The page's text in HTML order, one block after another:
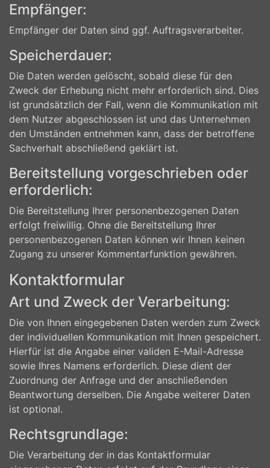
Empfänger:
Empfänger der Daten sind ggf. Auftragsverarbeiter.
Speicherdauer:
Die Daten werden gelöscht, sobald diese für den
Zweck der Erhebung nicht mehr erforderlich sind. Dies
ist grundsätzlich der Fall, wenn die Kommunikation mit
dem Nutzer abgeschlossen ist und das Unternehmen
den Umständen entnehmen kann, dass der betroffene
Sachverhalt abschließend geklärt ist.
Bereitstellung vorgeschrieben oder
erforderlich:
Die Bereitstellung Ihrer personenbezogenen Daten
erfolgt freiwillig. Ohne die Bereitstellung Ihrer
personenbezogenen Daten können wir Ihnen keinen
Zugang zu unserer Kommentarfunktion gewähren.
Kontaktformular
Art und Zweck der Verarbeitung:
Die von Ihnen eingegebenen Daten werden zum Zweck
der individuellen Kommunikation mit Ihnen gespeichert.
Hierfür ist die Angabe einer validen E-Mail-Adresse
sowie Ihres Namens erforderlich. Diese dient der
Zuordnung der Anfrage und der anschließenden
Beantwortung derselben. Die Angabe weiterer Daten
ist optional.
Rechtsgrundlage:
Die Verarbeitung der in das Kontaktformular